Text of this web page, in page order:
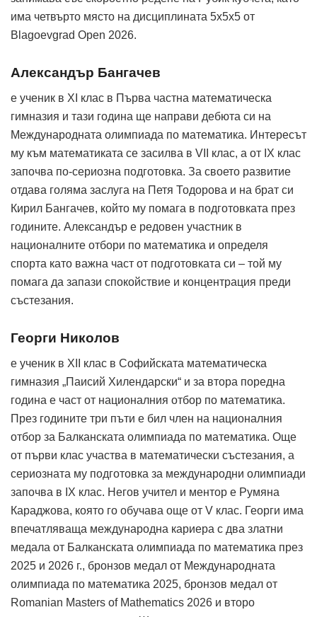
има четвърто място на дисциплината 5x5x5 от
Blagoevgrad Open 2026.
Александър Бангачев
е ученик в XI клас в Първа частна математическа
гимназия и тази година ще направи дебюта си на
Международната олимпиада по математика. Интересът
му към математиката се засилва в VII клас, а от IX клас
започва по-сериозна подготовка. За своето развитие
отдава голяма заслуга на Петя Тодорова и на брат си
Кирил Бангачев, който му помага в подготовката през
годините. Александър е редовен участник в
националните отбори по математика и определя
спорта като важна част от подготовката си – той му
помага да запази спокойствие и концентрация преди
състезания.
Георги Николов
е ученик в XII клас в Софийската математическа
гимназия „Паисий Хилендарски“ и за втора поредна
година е част от националния отбор по математика.
През годините три пъти е бил член на националния
отбор за Балканската олимпиада по математика. Още
от първи клас участва в математически състезания, а
сериозната му подготовка за международни олимпиади
започва в IX клас. Негов учител и ментор е Румяна
Караджова, която го обучава още от V клас. Георги има
впечатляваща международна кариера с два златни
медала от Балканската олимпиада по математика през
2025 и 2026 г., бронзов медал от Международната
олимпиада по математика 2025, бронзов медал от
Romanian Masters of Mathematics 2026 и второ